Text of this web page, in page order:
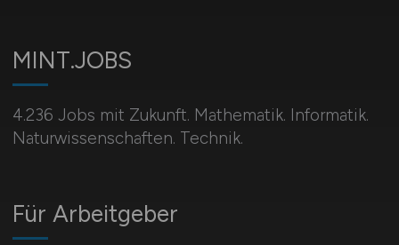
MINT.JOBS
4.236 Jobs mit Zukunft. Mathematik. Informatik.
Naturwissenschaften. Technik.
Für Arbeitgeber